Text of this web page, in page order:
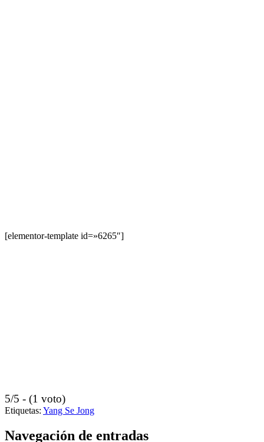
[elementor-template id=»6265″]
5/5 - (1 voto)
Etiquetas: Yang Se Jong
Navegación de entradas